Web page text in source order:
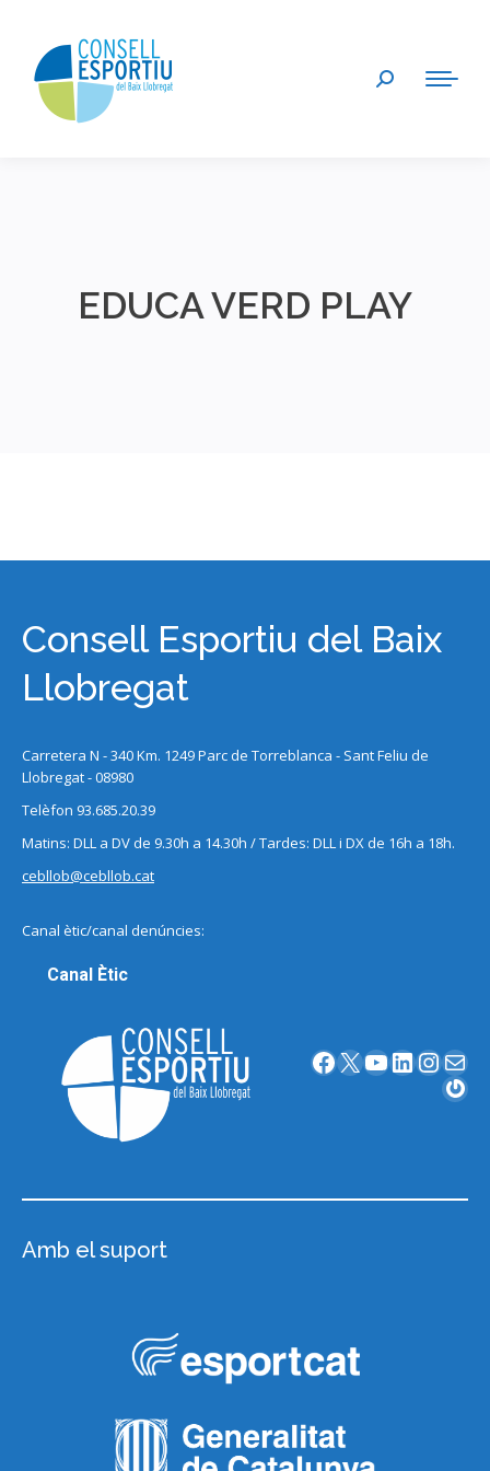
Search:
EDUCA VERD PLAY
Consell Esportiu del Baix
Llobregat
Carretera N - 340 Km. 1249 Parc de Torreblanca - Sant Feliu de
Llobregat - 08980
Telèfon 93.685.20.39
Matins: DLL a DV de 9.30h a 14.30h / Tardes: DLL i DX de 16h a 18h.
cebllob@cebllob.cat
Canal ètic/canal denúncies:
Canal Ètic
Facebook X YouTube LinkedIn InstagramCorreu electrònic
Gravatar
Amb el suport